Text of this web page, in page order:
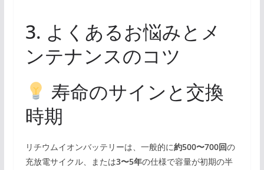
3. よくあるお悩みとメ
ンテナンスのコツ
寿命のサインと交換
時期
リチウムイオンバッテリーは、一般的に約500〜700回の
充放電サイクル、または3〜5年の仕様で容量が初期の半